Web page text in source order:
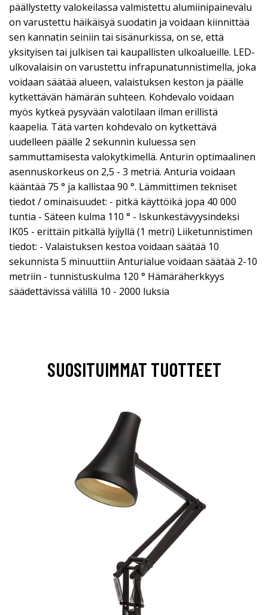
päällystetty valokeilassa valmistettu alumiinipainevalu
on varustettu häikäisyä suodatin ja voidaan kiinnittää
sen kannatin seiniin tai sisänurkissa, on se, että
yksityisen tai julkisen tai kaupallisten ulkoalueille. LED-
ulkovalaisin on varustettu infrapunatunnistimella, joka
voidaan säätää alueen, valaistuksen keston ja päälle
kytkettävän hämärän suhteen. Kohdevalo voidaan
myös kytkeä pysyvään valotilaan ilman erillistä
kaapelia. Tätä varten kohdevalo on kytkettävä
uudelleen päälle 2 sekunnin kuluessa sen
sammuttamisesta valokytkimellä. Anturin optimaalinen
asennuskorkeus on 2,5 - 3 metriä. Anturia voidaan
kääntää 75 ° ja kallistaa 90 °. Lämmittimen tekniset
tiedot / ominaisuudet: - pitkä käyttöikä jopa 40 000
tuntia - Säteen kulma 110 ° - Iskunkestävyysindeksi
IK05 - erittäin pitkällä lyijyllä (1 metri) Liiketunnistimen
tiedot: - Valaistuksen kestoa voidaan säätää 10
sekunnista 5 minuuttiin Anturialue voidaan säätää 2-10
metriin - tunnistuskulma 120 ° Hämäräherkkyys
säädettävissä välillä 10 - 2000 luksia
SUOSITUIMMAT TUOTTEET